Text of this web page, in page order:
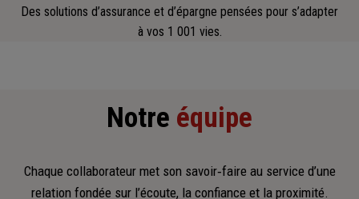
Des solutions d’assurance et d’épargne pensées pour s’adapter
à vos 1 001 vies.
Notre équipe
Chaque collaborateur met son savoir‑faire au service d’une
relation fondée sur l’écoute, la confiance et la proximité.